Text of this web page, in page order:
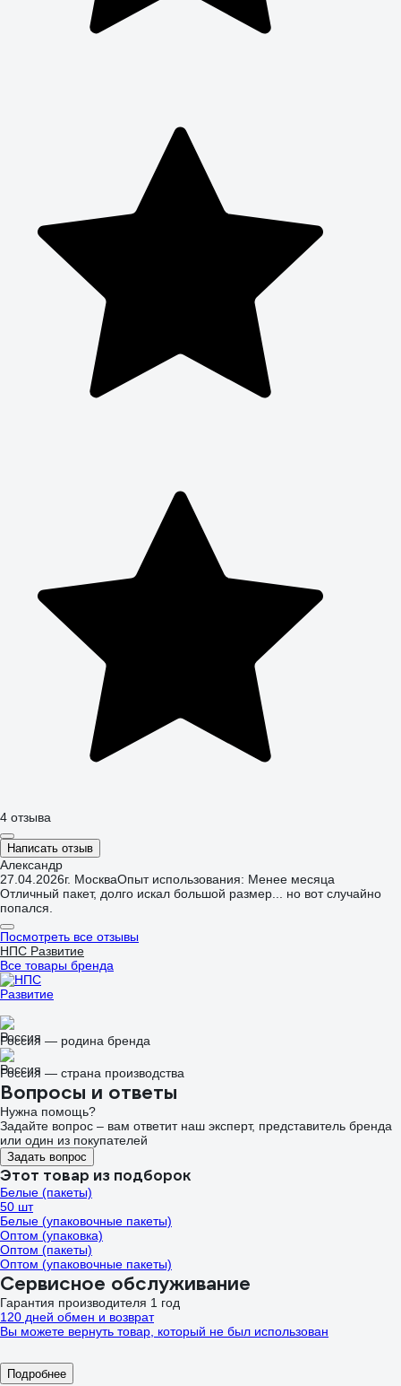
4 отзыва
Написать отзыв
Александр
27.04.2026г. МоскваОпыт использования: Менее месяца
Отличный пакет, долго искал большой размер... но вот случайно
попался.
Посмотреть все отзывы
НПС Развитие
Все товары бренда
Россия — родина бренда
Россия — страна производства
Вопросы и ответы
Нужна помощь?
Задайте вопрос – вам ответит наш эксперт, представитель бренда
или один из покупателей
Задать вопрос
Этот товар из подборок
Белые (пакеты)
50 шт
Белые (упаковочные пакеты)
Оптом (упаковка)
Оптом (пакеты)
Оптом (упаковочные пакеты)
Сервисное обслуживание
Гарантия производителя 1 год
120 дней обмен и возврат
Вы можете вернуть товар, который не был использован
Подробнее